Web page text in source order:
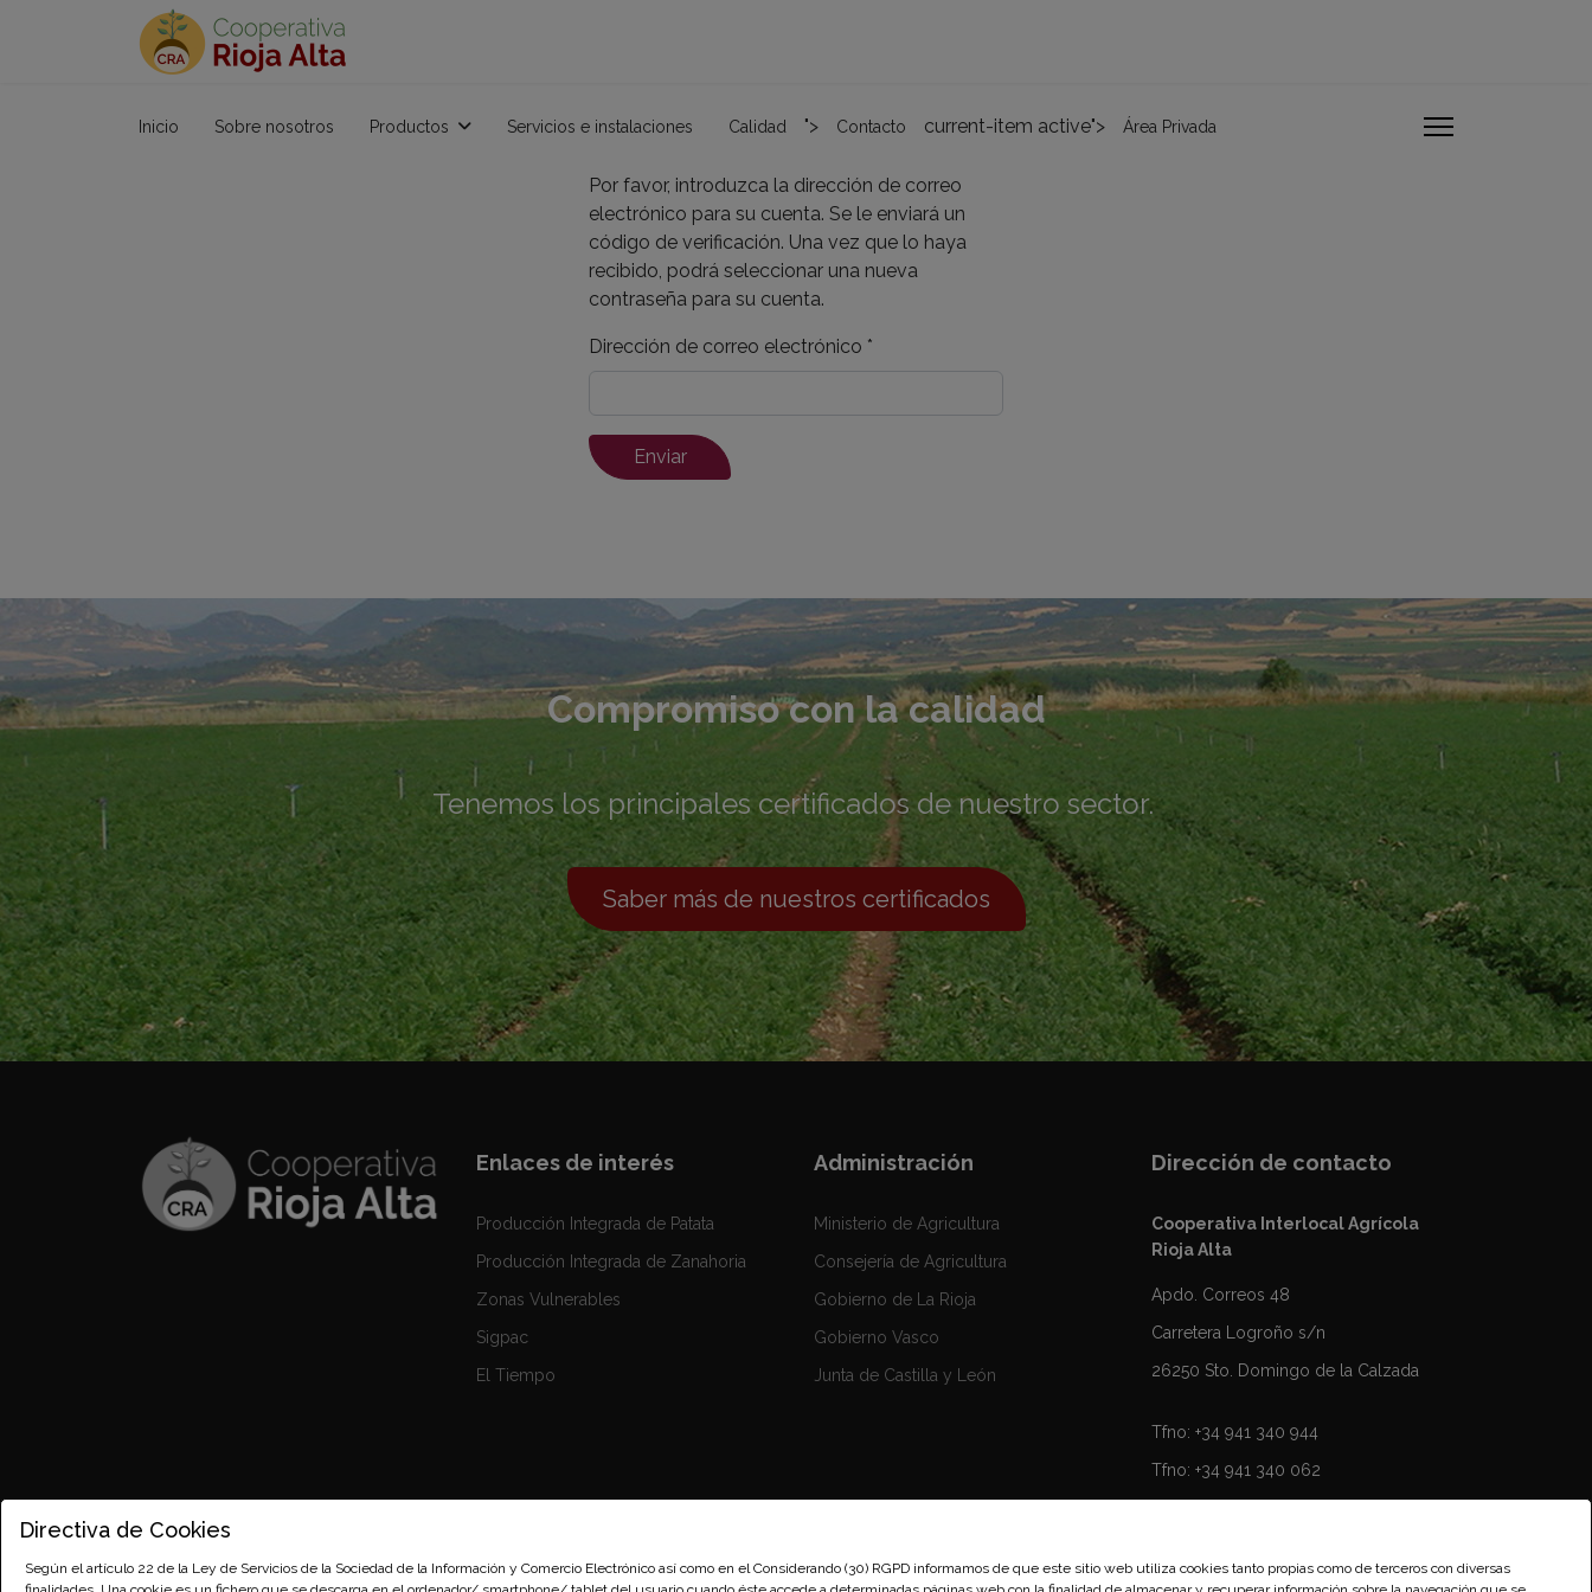
Inicio Sobre nosotros Productos Servicios e instalaciones Calidad "> Contacto current-item active"> Área Privada
Por favor, introduzca la dirección de correo
electrónico para su cuenta. Se le enviará un
código de verificación. Una vez que lo haya
recibido, podrá seleccionar una nueva
contraseña para su cuenta.
Dirección de correo electrónico *
Enviar
Compromiso con la calidad
Tenemos los principales certificados de nuestro sector.
Saber más de nuestros certificados
Enlaces de interés
Producción Integrada de Patata
Producción Integrada de Zanahoria
Zonas Vulnerables
Sigpac
El Tiempo
Administración
Ministerio de Agricultura
Consejería de Agricultura
Gobierno de La Rioja
Gobierno Vasco
Junta de Castilla y León
Dirección de contacto
Cooperativa Interlocal Agrícola
Rioja Alta
Apdo. Correos 48
Carretera Logroño s/n
26250 Sto. Domingo de la Calzada
Tfno: +34 941 340 944
Tfno: +34 941 340 062
Directiva de Cookies
Según el artículo 22 de la Ley de Servicios de la Sociedad de la Información y Comercio Electrónico así como en el Considerando (30) RGPD informamos de que este sitio web utiliza cookies tanto propias como de terceros con diversas